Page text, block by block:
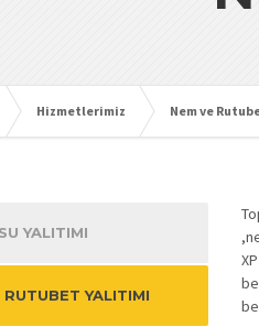
Hizmetlerimiz Nem ve
YALITIMI
RUTUBET YALITIMI